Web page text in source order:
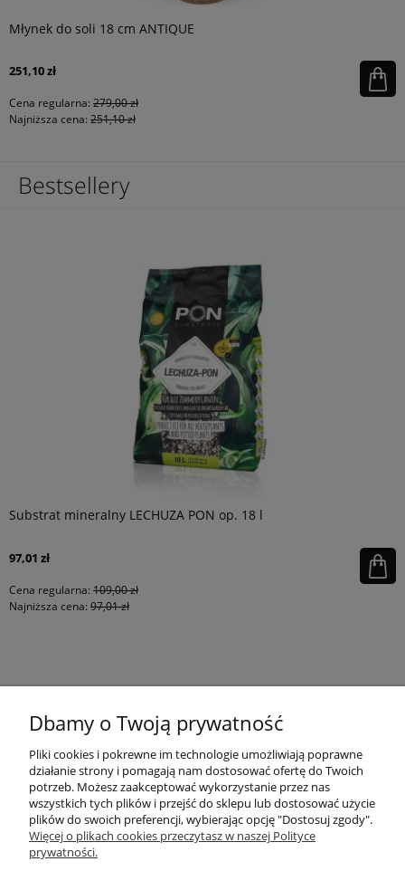
Młynek do soli 18 cm ANTIQUE
251,10 zł
Cena regularna: 279,00 zł
Najniższa cena: 251,10 zł
Bestsellery
Substrat mineralny LECHUZA PON op. 18 l
97,01 zł
Cena regularna: 109,00 zł
Najniższa cena: 97,01 zł
MOJE KONTO
PŁATNOŚCI I DOSTAWA
Dbamy o Twoją prywatność
Pliki cookies i pokrewne im technologie umożliwiają poprawne
działanie strony i pomagają nam dostosować ofertę do Twoich
potrzeb. Możesz zaakceptować wykorzystanie przez nas
wszystkich tych plików i przejść do sklepu lub dostosować użycie
plików do swoich preferencji, wybierając opcję "Dostosuj zgody".
Więcej o plikach cookies przeczytasz w naszej Polityce
prywatności.